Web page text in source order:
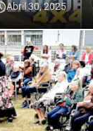
Abril 30, 2025